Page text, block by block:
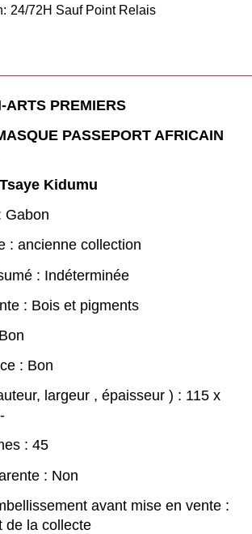
24/72H Sauf Point Relais
ARTS PREMIERS
PASSEPORT AFRICAIN
Kidumu
Gabon
: ancienne collection
: Indéterminée
: Bois et pigments
: Bon
largeur , épaisseur ) : 115 x
: 45
: Non
avant mise en vente :
de la collecte